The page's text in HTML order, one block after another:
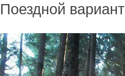
Поездной вариант